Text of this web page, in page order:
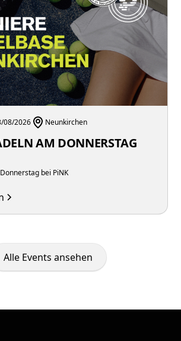
08/2026 Neunkirchen
AM DONNERSTAG
bei PiNK
Alle Events ansehen